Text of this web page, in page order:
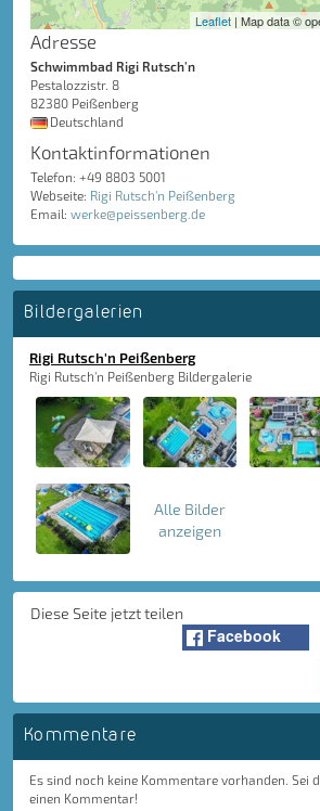
Leaflet | Map data ©
Adresse
Schwimmbad Rigi Rutsch'n
Pestalozzistr. 8
82380 Peißenberg
Deutschland
Kontaktinformationen
Telefon: +49 8803 5001
Webseite: Rigi Rutsch'n Peißenberg
Email: werke@peissenberg.de
Bildergalerien
Rigi Rutsch'n Peißenberg
Rigi Rutsch'n Peißenberg Bildergalerie
Alle Bilder
anzeigen
Diese Seite jetzt teilen
Facebook
Kommentare
Es sind noch keine Kommentare vorhanden. Sei
einen Kommentar!